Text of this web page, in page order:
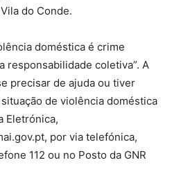
do Conde.
doméstica é crime
responsabilidade coletiva”. A
precisar de ajuda ou tiver
de violência doméstica
Eletrónica,
por via telefónica,
112 ou no Posto da GNR